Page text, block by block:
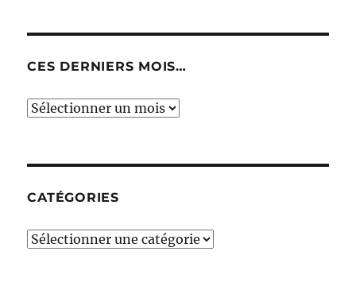
CES DERNIERS MOIS…
Ces
CATÉGORIES
Catégories